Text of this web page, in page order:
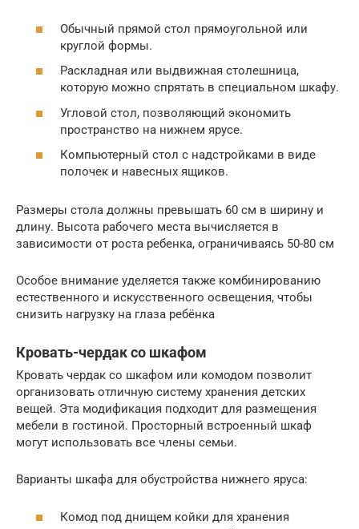
Обычный прямой стол прямоугольной или
круглой формы.
Раскладная или выдвижная столешница,
которую можно спрятать в специальном шкафу.
Угловой стол, позволяющий экономить
пространство на нижнем ярусе.
Компьютерный стол с надстройками в виде
полочек и навесных ящиков.
Размеры стола должны превышать 60 см в ширину и
длину. Высота рабочего места вычисляется в
зависимости от роста ребенка, ограничиваясь 50-80 см
Особое внимание уделяется также комбинированию
естественного и искусственного освещения, чтобы
снизить нагрузку на глаза ребёнка
Кровать-чердак со шкафом
Кровать чердак со шкафом или комодом позволит
организовать отличную систему хранения детских
вещей. Эта модификация подходит для размещения
мебели в гостиной. Просторный встроенный шкаф
могут использовать все члены семьи.
Варианты шкафа для обустройства нижнего яруса:
Комод под днищем койки для хранения